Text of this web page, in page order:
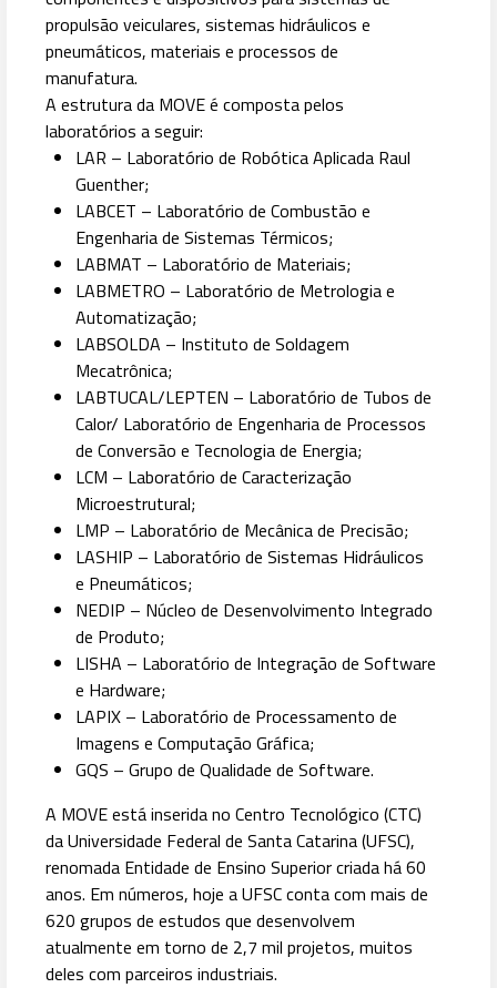
propulsão veiculares, sistemas hidráulicos e
pneumáticos, materiais e processos de
manufatura.
A estrutura da MOVE é composta pelos
laboratórios a seguir:
LAR – Laboratório de Robótica Aplicada Raul
Guenther;
LABCET – Laboratório de Combustão e
Engenharia de Sistemas Térmicos;
LABMAT – Laboratório de Materiais;
LABMETRO – Laboratório de Metrologia e
Automatização;
LABSOLDA – Instituto de Soldagem
Mecatrônica;
LABTUCAL/LEPTEN – Laboratório de Tubos de
Calor/ Laboratório de Engenharia de Processos
de Conversão e Tecnologia de Energia;
LCM – Laboratório de Caracterização
Microestrutural;
LMP – Laboratório de Mecânica de Precisão;
LASHIP – Laboratório de Sistemas Hidráulicos
e Pneumáticos;
NEDIP – Núcleo de Desenvolvimento Integrado
de Produto;
LISHA – Laboratório de Integração de Software
e Hardware;
LAPIX – Laboratório de Processamento de
Imagens e Computação Gráfica;
GQS – Grupo de Qualidade de Software.
A MOVE está inserida no Centro Tecnológico (CTC)
da Universidade Federal de Santa Catarina (UFSC),
renomada Entidade de Ensino Superior criada há 60
anos. Em números, hoje a UFSC conta com mais de
620 grupos de estudos que desenvolvem
atualmente em torno de 2,7 mil projetos, muitos
deles com parceiros industriais.